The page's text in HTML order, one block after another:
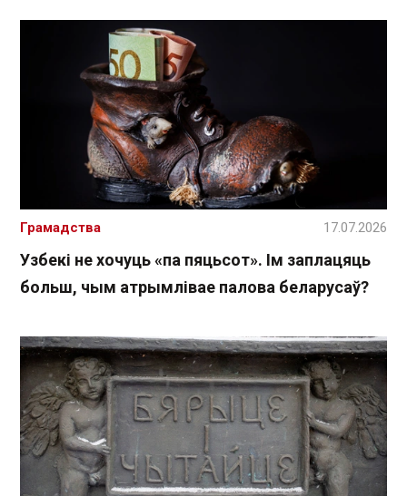
Узбекі не хочуць «па пяцьсот». Ім заплацяць
больш, чым атрымлівае палова беларусаў?
Грамадства 17.07.2026